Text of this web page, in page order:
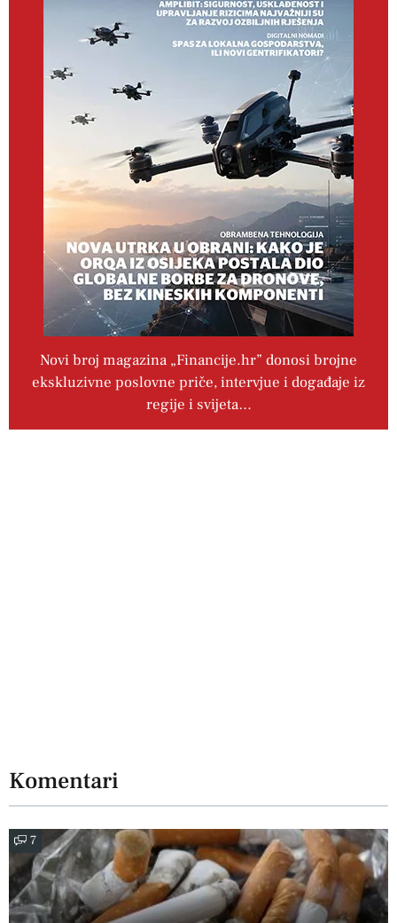
Novi broj magazina „Financije.hr” donosi brojne
ekskluzivne poslovne priče, intervjue i događaje iz
regije i svijeta…
Komentari
7